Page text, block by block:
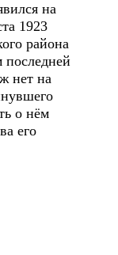
на
1923
района
последней
нет на
о нём
его